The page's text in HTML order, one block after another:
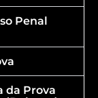
Penal
da Prova